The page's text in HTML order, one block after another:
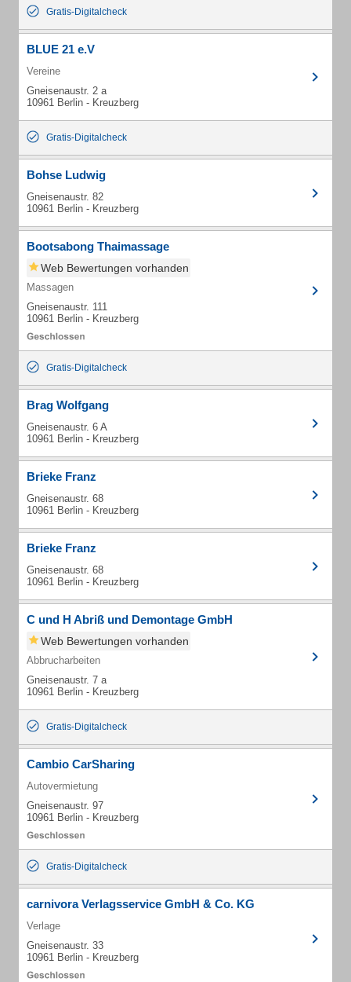
Gratis-Digitalcheck
BLUE 21 e.V
Vereine
Gneisenaustr. 2 a
10961 Berlin - Kreuzberg
Gratis-Digitalcheck
Bohse Ludwig
Gneisenaustr. 82
10961 Berlin - Kreuzberg
Bootsabong Thaimassage
Web Bewertungen vorhanden
Massagen
Gneisenaustr. 111
10961 Berlin - Kreuzberg
Gratis-Digitalcheck
Brag Wolfgang
Gneisenaustr. 6 A
10961 Berlin - Kreuzberg
Brieke Franz
Gneisenaustr. 68
10961 Berlin - Kreuzberg
Brieke Franz
Gneisenaustr. 68
10961 Berlin - Kreuzberg
C und H Abriß und Demontage GmbH
Web Bewertungen vorhanden
Abbrucharbeiten
Gneisenaustr. 7 a
10961 Berlin - Kreuzberg
Gratis-Digitalcheck
Cambio CarSharing
Autovermietung
Gneisenaustr. 97
10961 Berlin - Kreuzberg
Gratis-Digitalcheck
carnivora Verlagsservice GmbH & Co. KG
Verlage
Gneisenaustr. 33
10961 Berlin - Kreuzberg